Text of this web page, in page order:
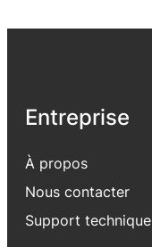
Entreprise
À propos
Nous contacter
Support technique